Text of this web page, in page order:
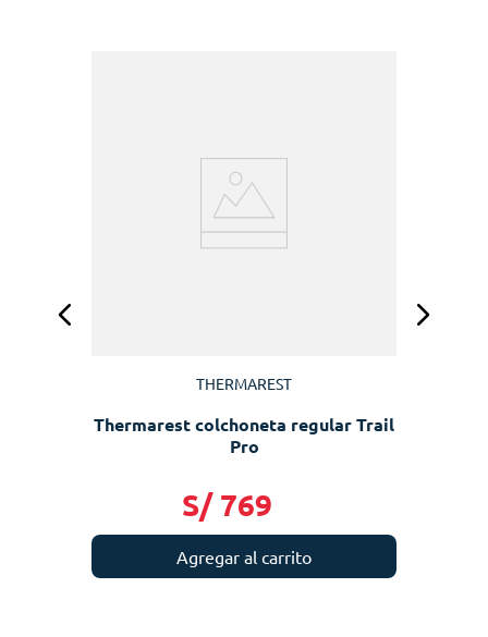
THERMAREST
Thermarest colchoneta regular Trail
Pro
S/ 769
Agregar al carrito